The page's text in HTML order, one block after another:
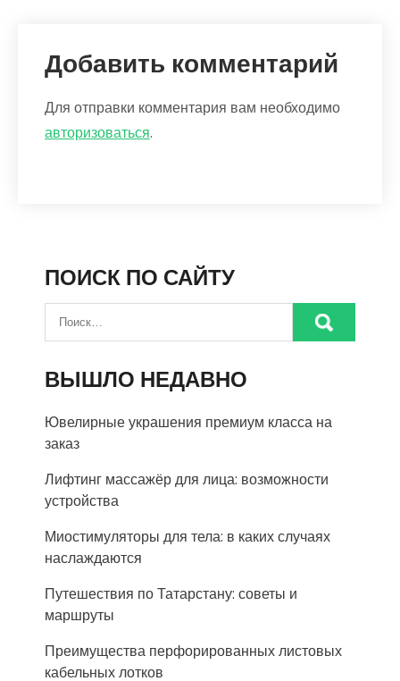
Добавить комментарий
Для отправки комментария вам необходимо
авторизоваться.
ПОИСК ПО САЙТУ
ВЫШЛО НЕДАВНО
Ювелирные украшения премиум класса на
заказ
Лифтинг массажёр для лица: возможности
устройства
Миостимуляторы для тела: в каких случаях
наслаждаются
Путешествия по Татарстану: советы и
маршруты
Преимущества перфорированных листовых
кабельных лотков